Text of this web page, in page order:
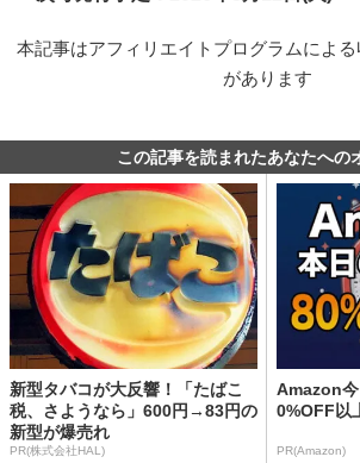
本記事はアフィリエイトプログラムによ
があります
この記事を読まれたあなたへの
新型タバコが大反響！「たばこ
税、さようなら」600円→83円の
新型が爆売れ
PR(株式会社HAL)
Amazon
0%OFF以
PR(Amazon)